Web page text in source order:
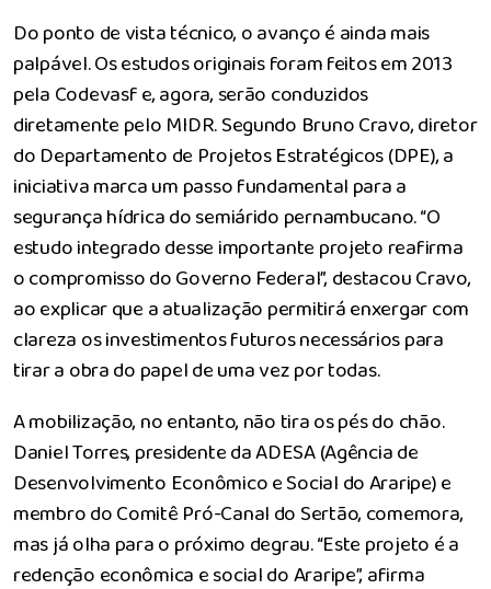
Do ponto de vista técnico, o avanço é ainda mais
palpável. Os estudos originais foram feitos em 2013
pela Codevasf e, agora, serão conduzidos
diretamente pelo MIDR. Segundo Bruno Cravo, diretor
do Departamento de Projetos Estratégicos (DPE), a
iniciativa marca um passo fundamental para a
segurança hídrica do semiárido pernambucano. “O
estudo integrado desse importante projeto reafirma
o compromisso do Governo Federal”, destacou Cravo,
ao explicar que a atualização permitirá enxergar com
clareza os investimentos futuros necessários para
tirar a obra do papel de uma vez por todas.
A mobilização, no entanto, não tira os pés do chão.
Daniel Torres, presidente da ADESA (Agência de
Desenvolvimento Econômico e Social do Araripe) e
membro do Comitê Pró-Canal do Sertão, comemora,
mas já olha para o próximo degrau. “Este projeto é a
redenção econômica e social do Araripe”, afirma